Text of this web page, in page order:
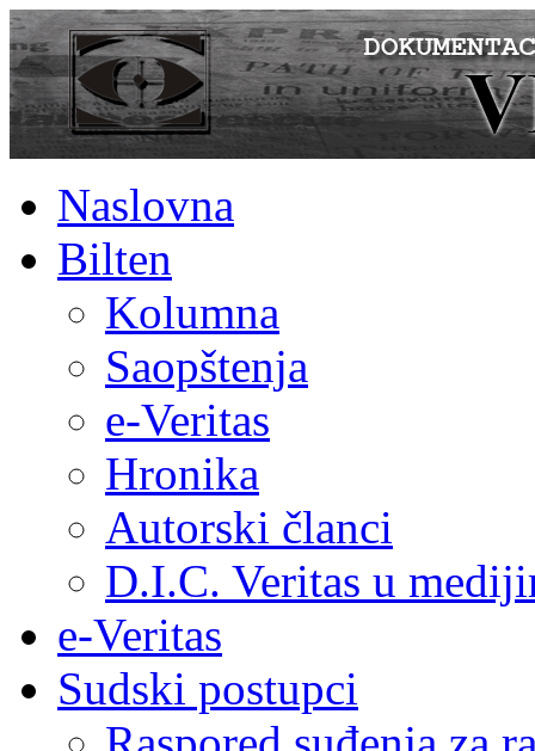
Naslovna
Bilten
Kolumna
Saopštenja
e-Veritas
Hronika
Autorski članci
D.I.C. Veritas u
e-Veritas
Sudski postupci